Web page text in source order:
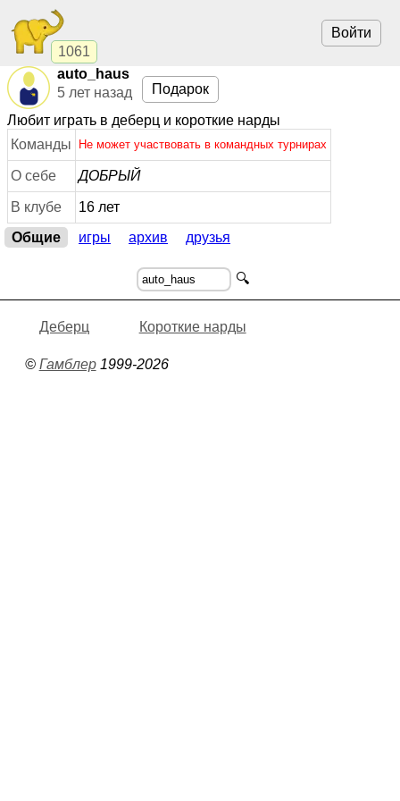
1061
Войти
auto_haus
5 лет назад
Подарок
Любит играть в деберц и короткие нарды
Команды
Не может участвовать в командных турнирах
О себе ДОБРЫЙ
В клубе
16 лет
Общие
игры архив друзья
🔍
Деберц Короткие нарды
© Гамблер1999-2026